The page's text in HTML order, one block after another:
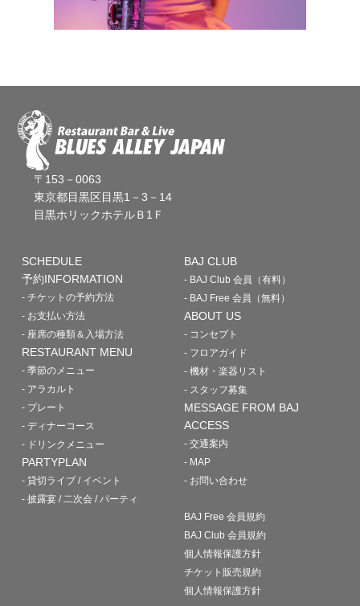
〒153－0063
東京都目黒区目黒1－3－14
目黒ホリックホテルＢ1Ｆ
SCHEDULE
予約INFORMATION
- チケットの予約方法
- お支払い方法
- 座席の種類＆入場方法
RESTAURANT MENU
- 季節のメニュー
- アラカルト
- プレート
- ディナーコース
- ドリンクメニュー
PARTYPLAN
- 貸切ライブ / イベント
- 披露宴 / 二次会 / パーティ
BAJ CLUB
- BAJ Club 会員（有料）
- BAJ Free 会員（無料）
ABOUT US
- コンセプト
- フロアガイド
- 機材・楽器リスト
- スタッフ募集
MESSAGE FROM BAJ
ACCESS
- 交通案内
- MAP
- お問い合わせ
BAJ Free 会員規約
BAJ Club 会員規約
個人情報保護方針
チケット販売規約
個人情報保護方針